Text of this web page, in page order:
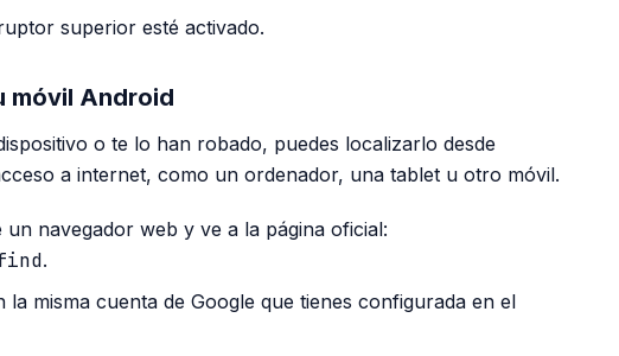
superior esté activado.
móvil Android
o te lo han robado, puedes localizarlo desde
a internet, como un ordenador, una tablet u otro móvil.
un navegador web y ve a la página oficial:
.
la misma cuenta de Google que tienes configurada en el